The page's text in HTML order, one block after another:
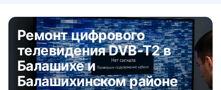
Ремонт цифрового
телевидения DVB-T2 в
Балашихе и
Балашихинском районе